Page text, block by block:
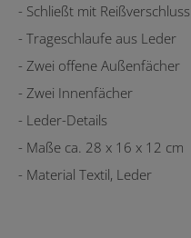
- Schließt mit Reißverschluss
- Trageschlaufe aus Leder
- Zwei offene Außenfächer
- Zwei Innenfächer
- Leder-Details
- Maße ca. 28 x 16 x 12 cm
- Material Textil, Leder